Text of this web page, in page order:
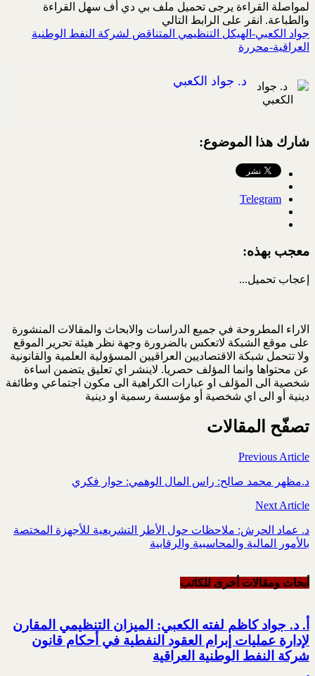
لمواصلة القراءة يرجى تحميل ملف بي دي أف سهل القراءة
والطباعة. انقر على الرابط التالي
جواد الكعبي-الهيكل التنظيمي المتناقض لشركة النفط الوطنية
العراقية-محررة
د. جواد الكعبي
شارك هذا الموضوع:
Telegram
معجب بهذه:
إعجاب تحميل...
الاراء المطروحة في جميع الدراسات والابحاث والمقالات المنشورة
على موقع الشبكة لاتعكس بالضرورة وجهة نظر هيئة تحرير الموقع
ولا تتحمل شبكة الاقتصاديين العراقيين المسؤولية العلمية والقانونية
عن محتواها وانما المؤلف حصريا. لاينشر اي تعليق يتضمن اساءة
شخصية الى المؤلف او عبارات الكراهية الى مكون اجتماعي وطائفة
دينية أو الى اي شخصية أو مؤسسة رسمية او دينية
تصفّح المقالات
Previous Article
د.مظهر محمد صالح: راس المال الوهمي: حوار فكري
Next Article
د. عماد الحرش: ملاحظات حول الأطر التشريعية للأجهزة المختصة
بالأمور المالية والمحاسبية والرقابية
أبحاث ومقالات أخرى للکاتب
أ. د. جواد كاظم لفته الكعبي: الميزان التنظيمي المقارن
لإدارة عمليات إبرام العقود النفطية في أحكام قانون
شركة النفط الوطنية العراقية